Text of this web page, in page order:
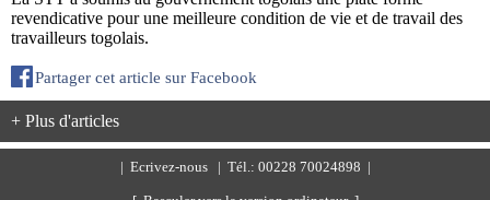
revendicative pour une meilleure condition de vie et de travail des
travailleurs togolais.
Partager cet article sur Facebook
+ Plus d'articles
Ecrivez-nous | Tél.: 00228 70024898 |